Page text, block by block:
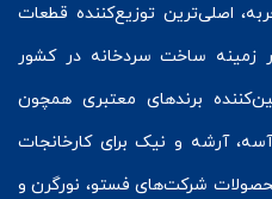
۱۳ سال تجربه، اصلی‌ترین توزیع‌کننده قطعات
ساخت سردخانه در کشور
برندهای معتبری همچون
آرشه و نیک برای کارخانجات
شرکت‌های فستو، نورگرن و